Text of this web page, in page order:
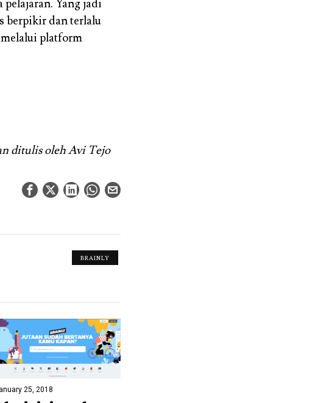
pelajaran. Yang jadi
berpikir dan terlalu
platform
ditulis oleh Avi Tejo
BRAINLY
25, 2018